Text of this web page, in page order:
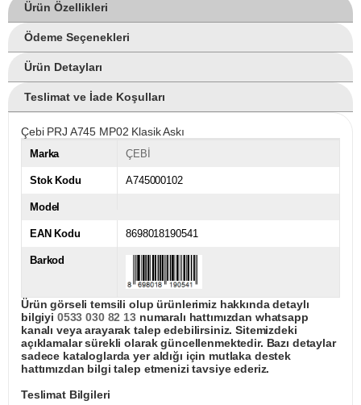
Ürün Özellikleri
Ödeme Seçenekleri
Ürün Detayları
Teslimat ve İade Koşulları
Çebi PRJ A745 MP02 Klasik Askı
Marka ÇEBİ
Stok Kodu A745000102
Model
EAN Kodu 8698018190541
Barkod
Ürün görseli temsili olup ürünlerimiz hakkında detaylı
bilgiyi 0533 030 82 13numaralı hattımızdan whatsapp
kanalı veya arayarak talep edebilirsiniz. Sitemizdeki
açıklamalar sürekli olarak güncellenmektedir. Bazı detaylar
sadece kataloglarda yer aldığı için mutlaka destek
hattımızdan bilgi talep etmenizi tavsiye ederiz.
Teslimat Bilgileri